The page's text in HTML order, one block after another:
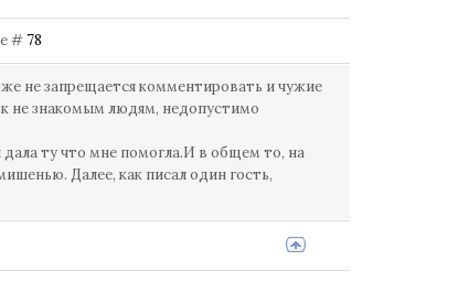
# 78
не запрещается комментировать и чужие
не знакомым людям, недопустимо
ту что мне помогла.И в общем то, на
Далее, как писал один гость,